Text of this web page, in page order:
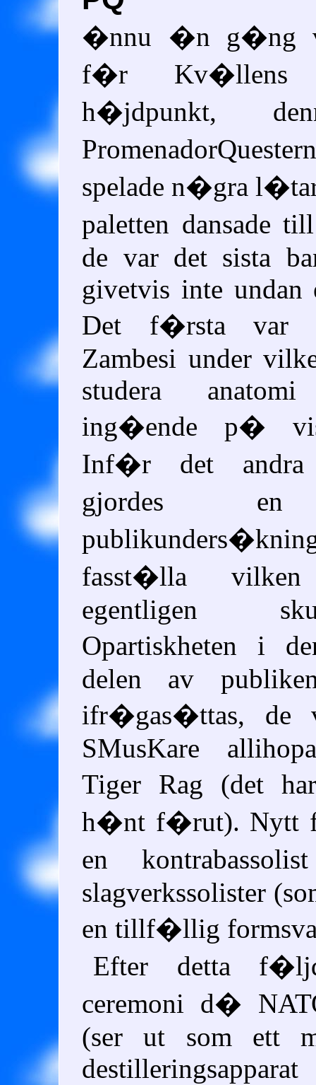
�nnu �n g�ng
f�r Kv�llens
h�jdpunkt,
spelade n�gra
paletten dansade
de var det sista
givetvis inte undan
Det f�rsta var
Zambesi under
studera
ing�ende p�
Inf�r det andra
gjordes en
fasst�lla
egentligen
Opartiskheten i
delen av
ifr�gas�ttas, de
SMusKare
Tiger Rag (det
h�nt f�rut).
en
slagverkssolister
en tillf�llig
Efter detta
ceremoni d�
(ser ut som ett